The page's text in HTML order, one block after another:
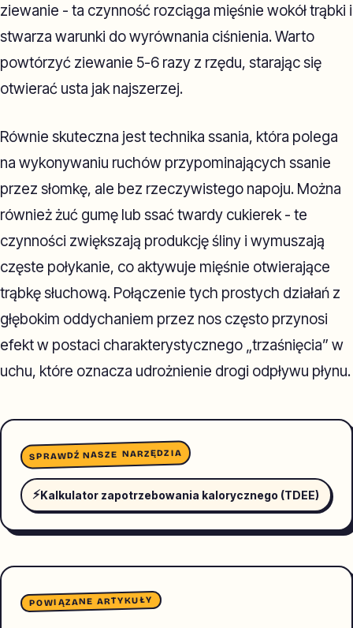
ziewanie - ta czynność rozciąga mięśnie wokół trąbki i
stwarza warunki do wyrównania ciśnienia. Warto
powtórzyć ziewanie 5-6 razy z rzędu, starając się
otwierać usta jak najszerzej.
Równie skuteczna jest technika ssania, która polega
na wykonywaniu ruchów przypominających ssanie
przez słomkę, ale bez rzeczywistego napoju. Można
również żuć gumę lub ssać twardy cukierek - te
czynności zwiększają produkcję śliny i wymuszają
częste połykanie, co aktywuje mięśnie otwierające
trąbkę słuchową. Połączenie tych prostych działań z
głębokim oddychaniem przez nos często przynosi
efekt w postaci charakterystycznego „trzaśnięcia” w
uchu, które oznacza udrożnienie drogi odpływu płynu.
SPRAWDŹ NASZE NARZĘDZIA
⚡Kalkulator zapotrzebowania kalorycznego (TDEE)
POWIĄZANE ARTYKUŁY